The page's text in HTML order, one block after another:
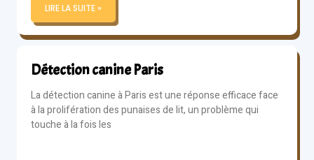
LIRE LA SUITE »
Détection canine Paris
La détection canine à Paris est une réponse efficace face
à la prolifération des punaises de lit, un problème qui
touche à la fois les